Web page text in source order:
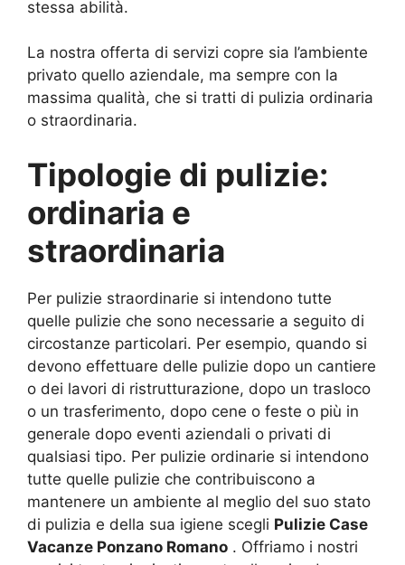
stessa abilità.
La nostra offerta di servizi copre sia l’ambiente
privato quello aziendale, ma sempre con la
massima qualità, che si tratti di pulizia ordinaria
o straordinaria.
Tipologie di pulizie:
ordinaria e
straordinaria
Per pulizie straordinarie si intendono tutte
quelle pulizie che sono necessarie a seguito di
circostanze particolari. Per esempio, quando si
devono effettuare delle pulizie dopo un cantiere
o dei lavori di ristrutturazione, dopo un trasloco
o un trasferimento, dopo cene o feste o più in
generale dopo eventi aziendali o privati di
qualsiasi tipo. Per pulizie ordinarie si intendono
tutte quelle pulizie che contribuiscono a
mantenere un ambiente al meglio del suo stato
di pulizia e della sua igiene scegli Pulizie Case
Vacanze Ponzano Romano . Offriamo i nostri